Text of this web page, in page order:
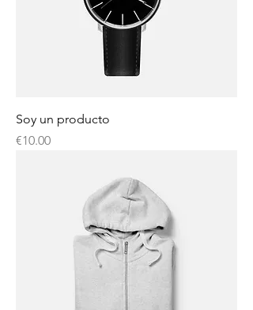
Soy un producto
Price
€10.00